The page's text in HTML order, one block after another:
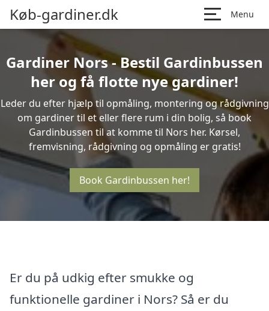
Køb-gardiner.dk Menu
Gardiner Nors - Bestil Gardinbussen
her og få flotte nye gardiner!
Leder du efter hjælp til opmåling, montering og rådgivning
om gardiner til et eller flere rum i din bolig, så book
Gardinbussen til at komme til Nors her. Kørsel,
fremvisning, rådgivning og opmåling er gratis!
Book Gardinbussen her!
Er du på udkig efter smukke og
funktionelle gardiner i Nors? Så er du